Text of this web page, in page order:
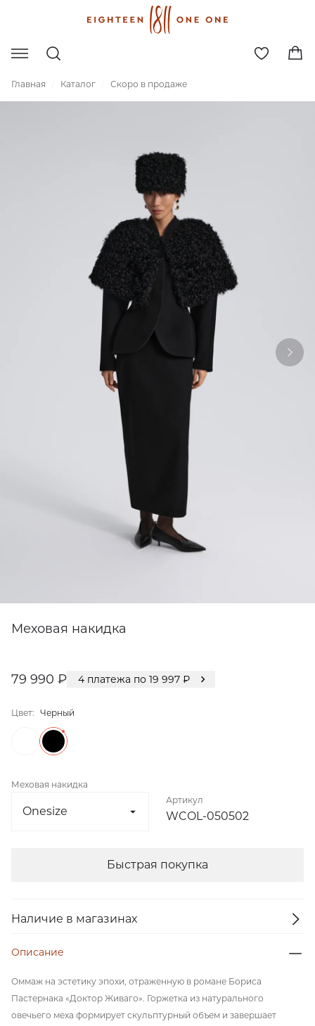
Главная Каталог Скоро в продаже
Меховая накидка
79 990 ₽ 4 платежа по 19 997 ₽
Цвет: Черный
Меховая накидка
Артикул
WCOL-050502
Быстрая покупка
Наличие в магазинах
Описание
Оммаж на эстетику эпохи, отраженную в романе Бориса
Пастернака «Доктор Живаго». Горжетка из натурального
овечьего меха формирует скульптурный объем и завершает